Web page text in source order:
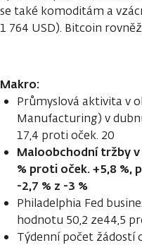
se také komoditám a
1 764 USD). Bitcoin
Makro:
Průmyslová aktivita v
Manufacturing) v
17,4 proti oček. 20
Maloobchodní tržby
% proti oček. +5,8 %,
-2,7 % z -3 %
Philadelphia Fed
hodnotu 50,2 ze44,5
Týdenní počet žádostí